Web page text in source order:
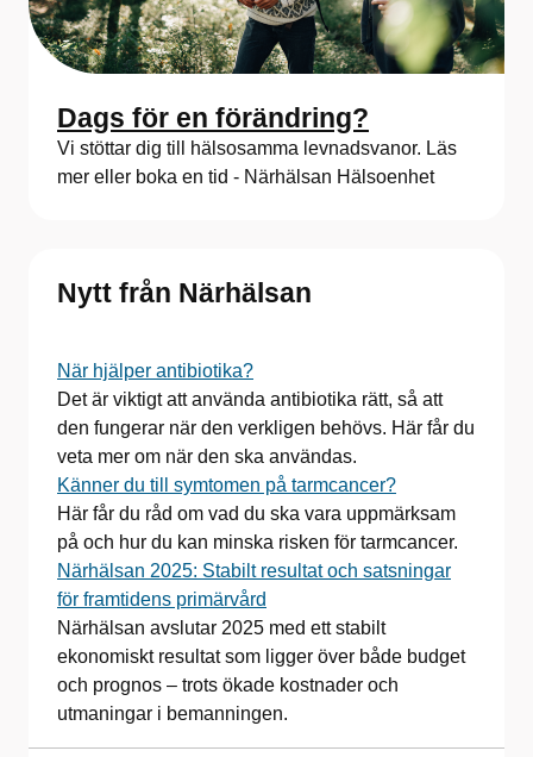
Dags för en förändring?
Vi stöttar dig till hälsosamma levnadsvanor. Läs
mer eller boka en tid - Närhälsan Hälsoenhet
Nytt från Närhälsan
När hjälper antibiotika?
Det är viktigt att använda antibiotika rätt, så att
den fungerar när den verkligen behövs. Här får du
veta mer om när den ska användas.
Känner du till symtomen på tarmcancer?
Här får du råd om vad du ska vara uppmärksam
på och hur du kan minska risken för tarmcancer.
Närhälsan 2025: Stabilt resultat och satsningar
för framtidens primärvård
Närhälsan avslutar 2025 med ett stabilt
ekonomiskt resultat som ligger över både budget
och prognos – trots ökade kostnader och
utmaningar i bemanningen.